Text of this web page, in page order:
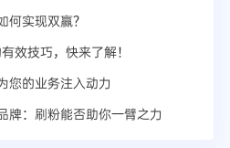
何实现双赢？
效技巧，快来了解！
您的业务注入动力
：刷粉能否助你一臂之力